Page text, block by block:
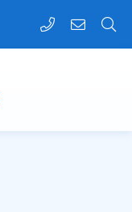
+420 325 643